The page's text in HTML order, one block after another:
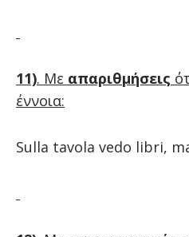
11). Μεαπαριθμήσεις
έννοια:
Sulla tavola vedo libri,